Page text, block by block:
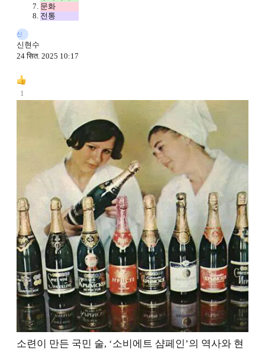
문화
전통
신
신현수
24 सित. 2025 10:17
1
소련이 만든 국민 술, ‘소비에트 샴페인’의 역사와 현